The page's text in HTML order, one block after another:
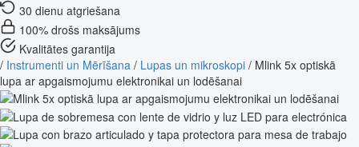
30 dienu atgriešana
100% drošs maksājums
Kvalitātes garantija
/ Instrumenti un Mērīšana / Lupas un mikroskopi / Mlink 5x optiskā
lupa ar apgaismojumu elektronikai un lodēšanai